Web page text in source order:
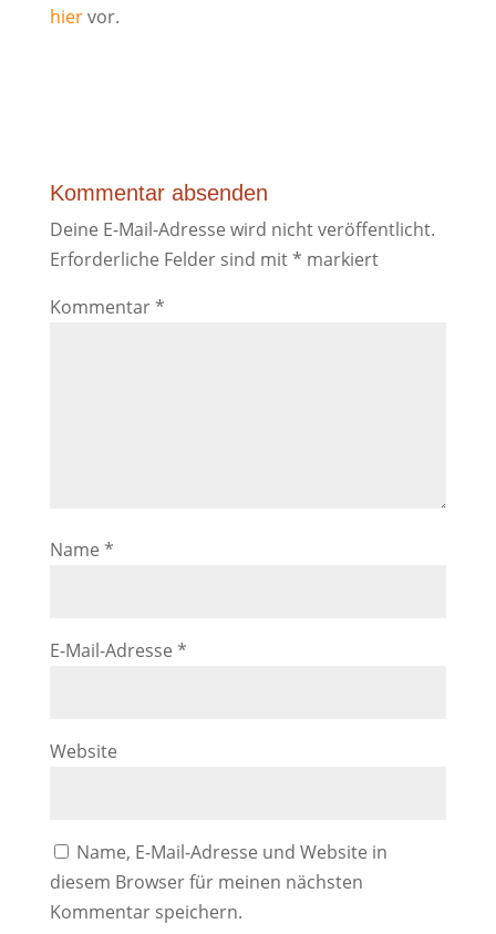
hiervor.
Kommentar absenden
Deine E-Mail-Adresse wird nicht veröffentlicht.
Erforderliche Felder sind mit* markiert
Kommentar*
Name *
E-Mail-Adresse *
Website
Name, E-Mail-Adresse und Website in
diesem Browser für meinen nächsten
Kommentar speichern.